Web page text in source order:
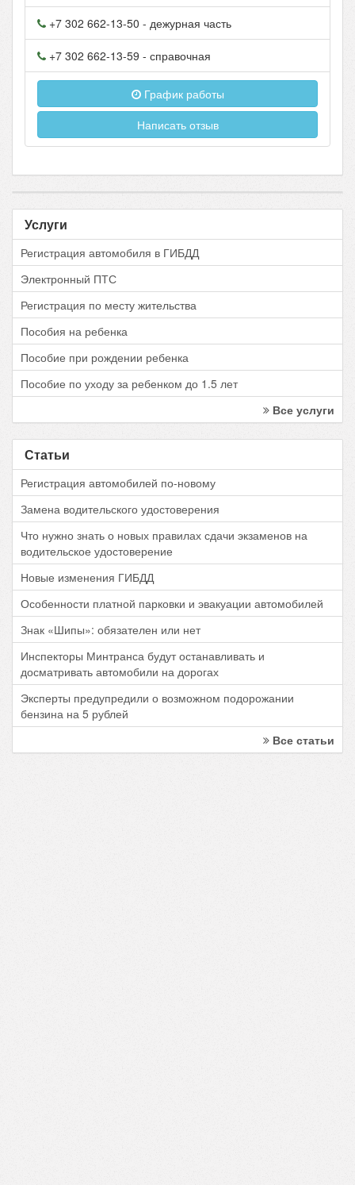
+7 302 662-13-50 - дежурная часть
+7 302 662-13-59 - справочная
График работы
Написать отзыв
Услуги
Регистрация автомобиля в ГИБДД
Электронный ПТС
Регистрация по месту жительства
Пособия на ребенка
Пособие при рождении ребенка
Пособие по уходу за ребенком до 1.5 лет
Все услуги
Статьи
Регистрация автомобилей по-новому
Замена водительского удостоверения
Что нужно знать о новых правилах сдачи экзаменов на
водительское удостоверение
Новые изменения ГИБДД
Особенности платной парковки и эвакуации автомобилей
Знак «Шипы»: обязателен или нет
Инспекторы Минтранса будут останавливать и
досматривать автомобили на дорогах
Эксперты предупредили о возможном подорожании
бензина на 5 рублей
Все статьи